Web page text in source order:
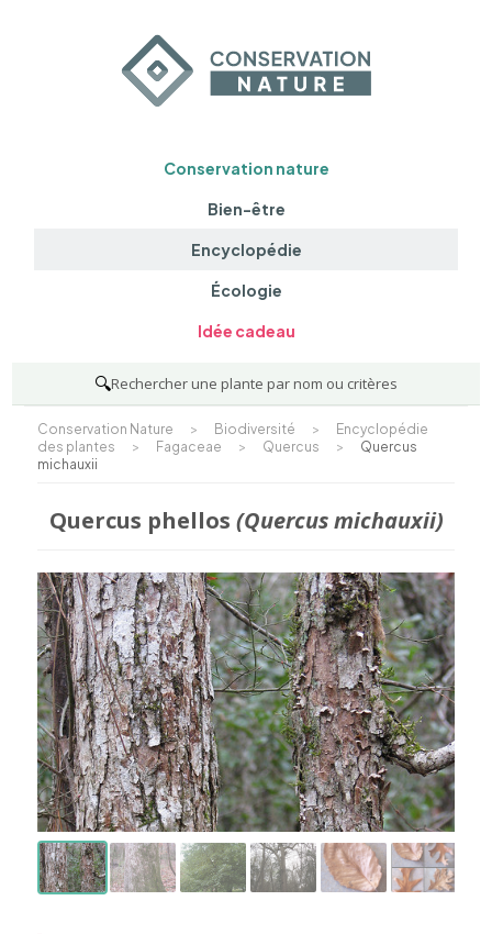
Conservation nature
Bien-être
Encyclopédie
Écologie
Idée cadeau
🔍Rechercher une plante par nom ou critères
Conservation Nature > Biodiversité >
Encyclopédie
des plantes
> Fagaceae > Quercus >
Quercus
michauxii
Quercus phellos (Quercus michauxii)